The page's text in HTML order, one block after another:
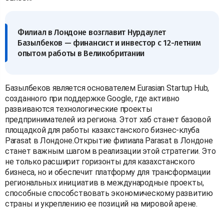
Филиал в Лондоне возглавит Нурдаулет
Базылбеков — финансист и инвестор с 12-летним
опытом работы в Великобритании
Базылбеков является основателем Eurasian Startup Hub,
созданного при поддержке Google, где активно
развиваются технологические проекты
предпринимателей из региона. Этот хаб станет базовой
площадкой для работы казахстанского бизнес-клуба
Parasat в Лондоне.Открытие филиала Parasat в Лондоне
станет важным шагом в реализации этой стратегии. Это
не только расширит горизонты для казахстанского
бизнеса, но и обеспечит платформу для трансформации
региональных инициатив в международные проекты,
способные способствовать экономическому развитию
страны и укреплению ее позиций на мировой арене.